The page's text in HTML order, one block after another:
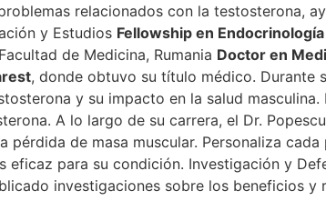
relacionados con la testosterona,
y Estudios Fellowship en
de Medicina, Rumania Doctor en
, donde obtuvo su título médico. Durante
y su impacto en la salud masculina.
A lo largo de su carrera, el Dr.
de masa muscular. Personaliza
para su condición. Investigación y
investigaciones sobre los beneficios y